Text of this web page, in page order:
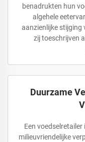
benadrukten hun
algehele
aanzienlijke stijging
zij toeschrijven
Duurzame
Een
milieuvriendelijke